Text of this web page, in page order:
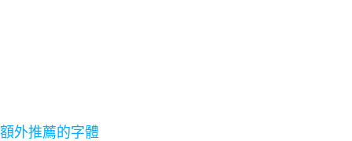
額外推薦的字體